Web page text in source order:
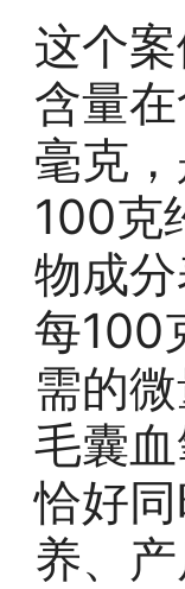
这个
含量
毫克
100克
物成
每100
需的
毛囊
恰好
养、